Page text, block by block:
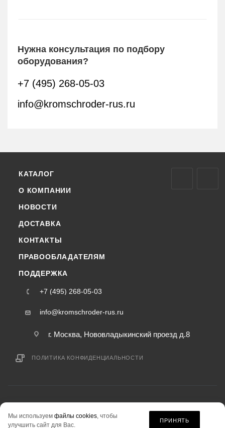
Нужна консультация по подбору
оборудования?
+7 (495) 268-05-03
info@kromschroder-rus.ru
КАТАЛОГ
О КОМПАНИИ
НОВОСТИ
ДОСТАВКА
КОНТАКТЫ
ПРАВООБЛАДАТЕЛЯМ
ПОДДЕРЖКА
+7 (495) 268-05-03
info@kromschroder-rus.ru
г. Москва, Нововладыкинский проезд д.8
ПОЛИТИКА КОНФИДЕНЦИАЛЬНОСТИ
информация на сайте «kromschroder-rus.ru» не является публичной офертой.
Мы используем файлы cookies, чтобы
улучшить сайт для Вас.
ПРИНЯТЬ